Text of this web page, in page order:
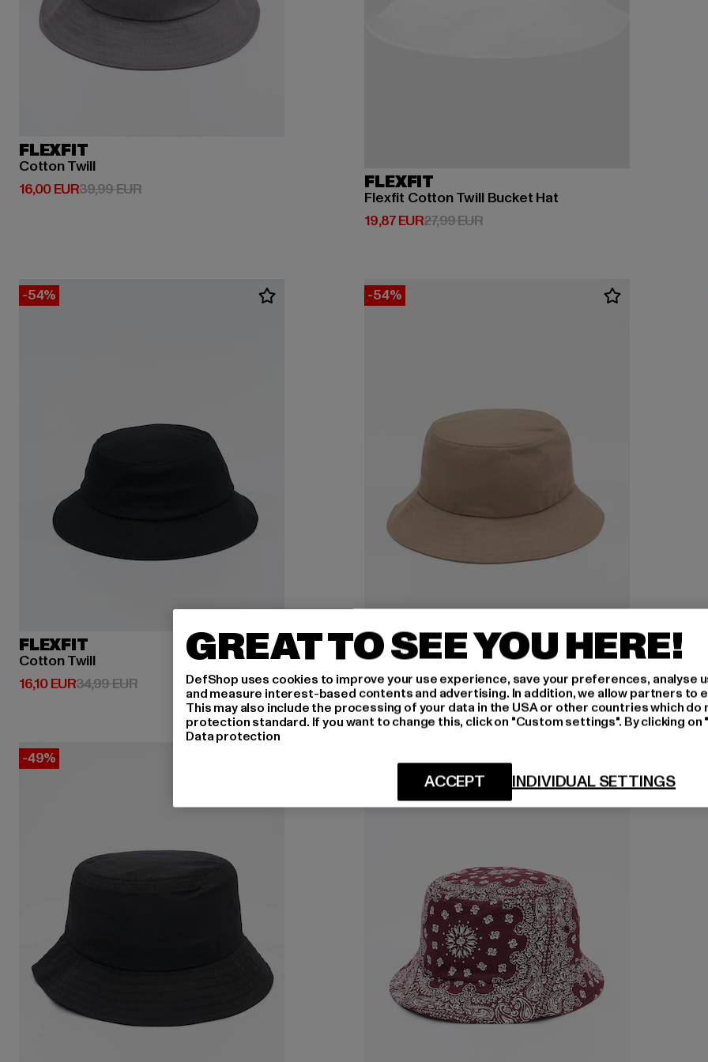
FLEXFIT
Cotton Twill
16,00 EUR
Derzeitiger Preis: 16,00 EUR
39,99 EURAktionspreis: 39,99 EUR FLEXFIT
Flexfit Cotton Twill Bucket Hat
19,87 EUR
Derzeitiger Preis: 19,87 EUR
27,99 EURAktionspreis: 27,99 EUR
-54%
FLEXFIT
Cotton Twill
16,10 EUR
Derzeitiger Preis: 16,10 EUR
34,99 EURAktionspreis: 34,99 EUR
-54%
FLEXFIT
Cotton Twill
16,10 EUR
Derzeitiger Preis: 16,10 EUR
34,99 EURAktionspreis: 34,99 EUR
-49% -38%
GREAT TO SEE YOU HERE!
DefShop uses cookies to improve your use experience, save your preferences, analyse
and measure interest-based contents and advertising. In addition, we allow partners to
This may also include the processing of your data in the USA or other countries which do
protection standard. If you want to change this, click on "Custom settings". By clicking
Data protection
INDIVIDUAL SETTINGS
ACCEPT